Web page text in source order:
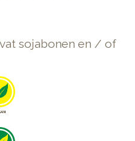
sojabonen en / of